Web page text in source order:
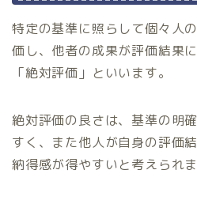
特定の基準に照らして個々人
価し、他者の成果が評価結果
「絶対評価」といいます。
絶対評価の良さは、基準の明
すく、また他人が自身の評価
納得感が得やすいと考えられま